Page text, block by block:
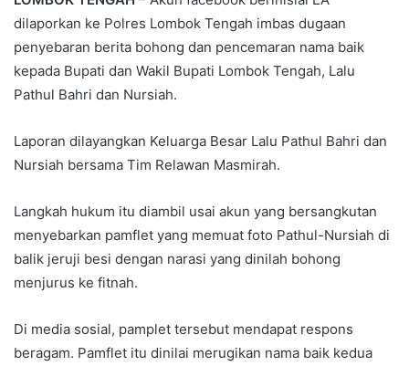
dilaporkan ke Polres Lombok Tengah imbas dugaan
penyebaran berita bohong dan pencemaran nama baik
kepada Bupati dan Wakil Bupati Lombok Tengah, Lalu
Pathul Bahri dan Nursiah.
Laporan dilayangkan Keluarga Besar Lalu Pathul Bahri dan
Nursiah bersama Tim Relawan Masmirah.
Langkah hukum itu diambil usai akun yang bersangkutan
menyebarkan pamflet yang memuat foto Pathul-Nursiah di
balik jeruji besi dengan narasi yang dinilah bohong
menjurus ke fitnah.
Di media sosial, pamplet tersebut mendapat respons
beragam. Pamflet itu dinilai merugikan nama baik kedua